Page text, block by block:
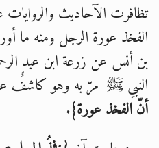
تظافرت الآحاديث والروايات
الفخذ عورة الرجل ومنه ما
بن أنس عن زرعة ابن عبد
النبي ﷺ مرّ به وهو كاشفٌ
أنّ الفخذ عورة}.